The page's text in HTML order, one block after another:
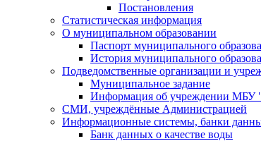
Постановления
Статистическая информация
О муниципальном образовании
Паспорт муниципального
История муниципального
Подведомственные организации и
Муниципальное задание
Информация об учреждении МБУ
СМИ, учреждённые Администрацией
Информационные системы, банки
Банк данных о качестве воды